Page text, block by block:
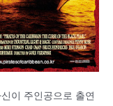
이 주인공으로 출연